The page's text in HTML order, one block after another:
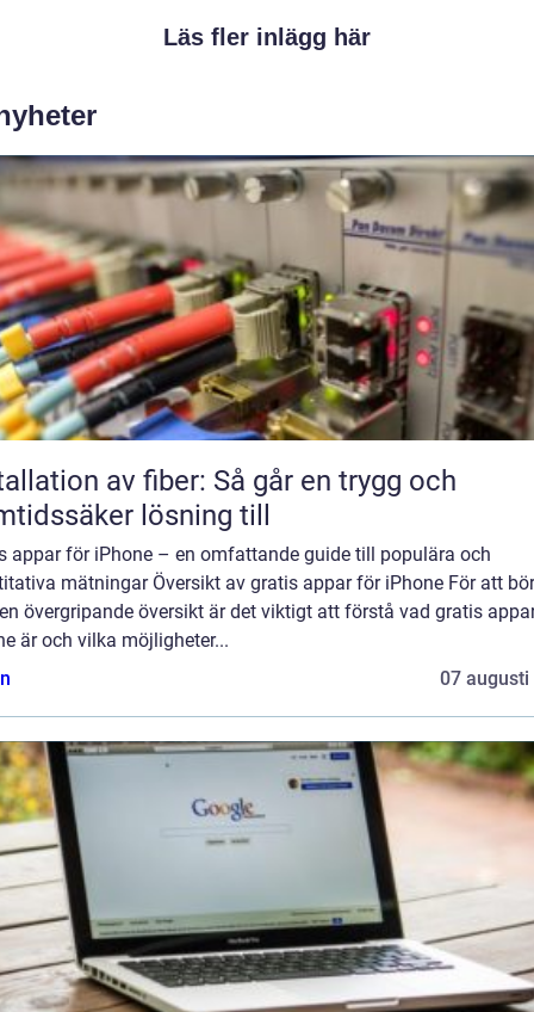
Läs fler inlägg här
av fiber: Så går en trygg och
lösning till
appar för iPhone – en omfattande guide till populära och
mätningar Översikt av gratis appar för iPhone För att
övergripande översikt är det viktigt att förstå vad gratis
är och vilka möjligheter...
07 augusti